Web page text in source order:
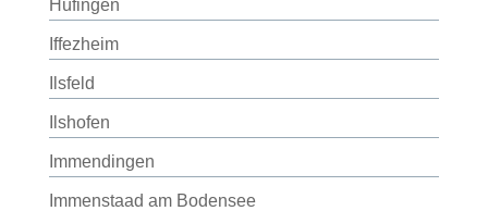
Hüfingen
Iffezheim
Ilsfeld
Ilshofen
Immendingen
Immenstaad am Bodensee